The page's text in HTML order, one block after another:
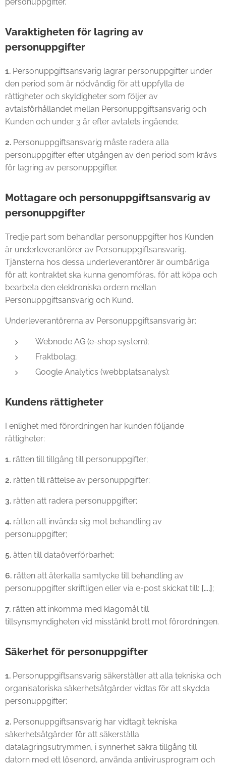
Varaktigheten för lagring av
personuppgifter
1. Personuppgiftsansvarig lagrar personuppgifter under
den period som är nödvändig för att uppfylla de
rättigheter och skyldigheter som följer av
avtalsförhållandet mellan Personuppgiftsansvarig och
Kunden och under 3 år efter avtalets ingående;
2. Personuppgiftsansvarig måste radera alla
personuppgifter efter utgången av den period som krävs
för lagring av personuppgifter.
Mottagare och personuppgiftsansvarig av
personuppgifter
Tredje part som behandlar personuppgifter hos Kunden
är underleverantörer av Personuppgiftsansvarig.
Tjänsterna hos dessa underleverantörer är oumbärliga
för att kontraktet ska kunna genomföras, för att köpa och
bearbeta den elektroniska ordern mellan
Personuppgiftsansvarig och Kund.
Underleverantörerna av Personuppgiftsansvarig är:
Webnode AG (e-shop system);
Fraktbolag;
Google Analytics (webbplatsanalys);
Kundens rättigheter
I enlighet med förordningen har kunden följande
rättigheter:
1. rätten till tillgång till personuppgifter;
2. rätten till rättelse av personuppgifter;
3. rätten att radera personuppgifter;
4. rätten att invända sig mot behandling av
personuppgifter;
5. ätten till dataöverförbarhet;
6. rätten att återkalla samtycke till behandling av
personuppgifter skriftligen eller via e-post skickat till: [….];
7. rätten att inkomma med klagomål till
tillsynsmyndigheten vid misstänkt brott mot förordningen.
Säkerhet för personuppgifter
1. Personuppgiftsansvarig säkerställer att alla tekniska och
organisatoriska säkerhetsåtgärder vidtas för att skydda
personuppgifter;
2. Personuppgiftsansvarig har vidtagit tekniska
säkerhetsåtgärder för att säkerställa
datalagringsutrymmen, i synnerhet säkra tillgång till
datorn med ett lösenord, använda antivirusprogram och